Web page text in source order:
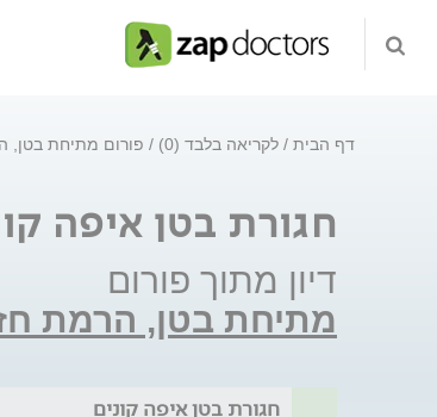
דף הבית לקריאה בלבד (0) פורום מתיחת בטן,
חגורת בטן איפה
דיון מתוך פורום
מתיחת בטן, הרמת
חגורת בטן איפה קונים